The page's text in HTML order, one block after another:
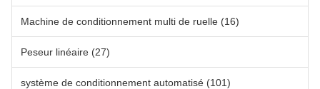
Machine de conditionnement multi de ruelle (16)
Peseur linéaire (27)
système de conditionnement automatisé (101)